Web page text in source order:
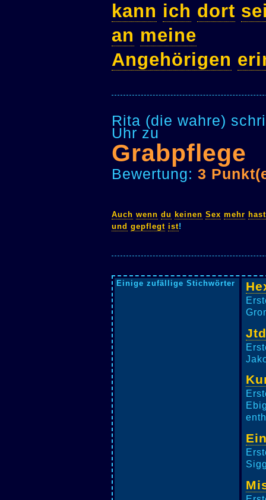
kann ich dort
an meine
Angehörigen
Rita (die wahre)
Uhr zu
Grabpflege
Bewertung: 3
Auch wenn du keinen Sex mehr hast
und gepflegt ist!
Einige zufällige Stichwörter